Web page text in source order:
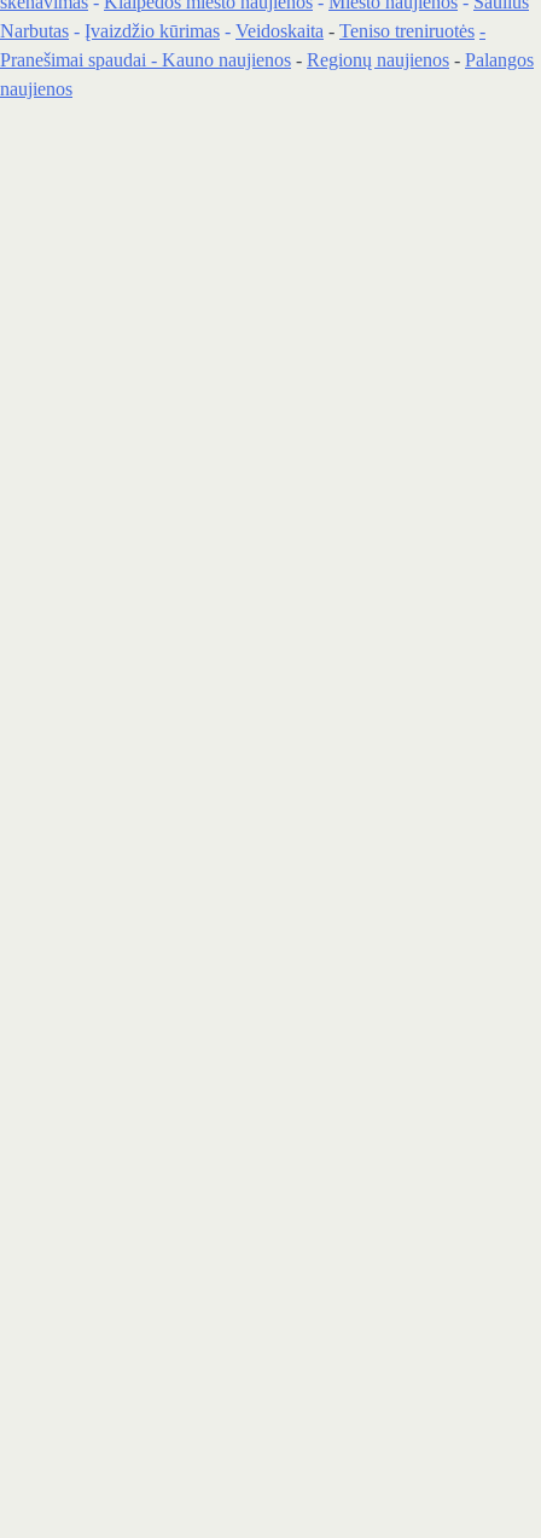
Narbutas - Įvaizdžio kūrimas - Veidoskaita - Teniso treniruotės -
Pranešimai spaudai - Kauno naujienos - Regionų naujienos - Palangos
naujienos